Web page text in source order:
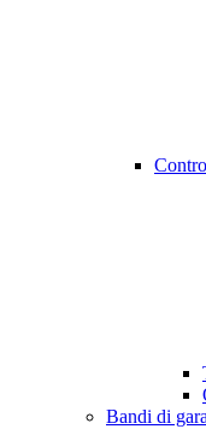
Bandi di